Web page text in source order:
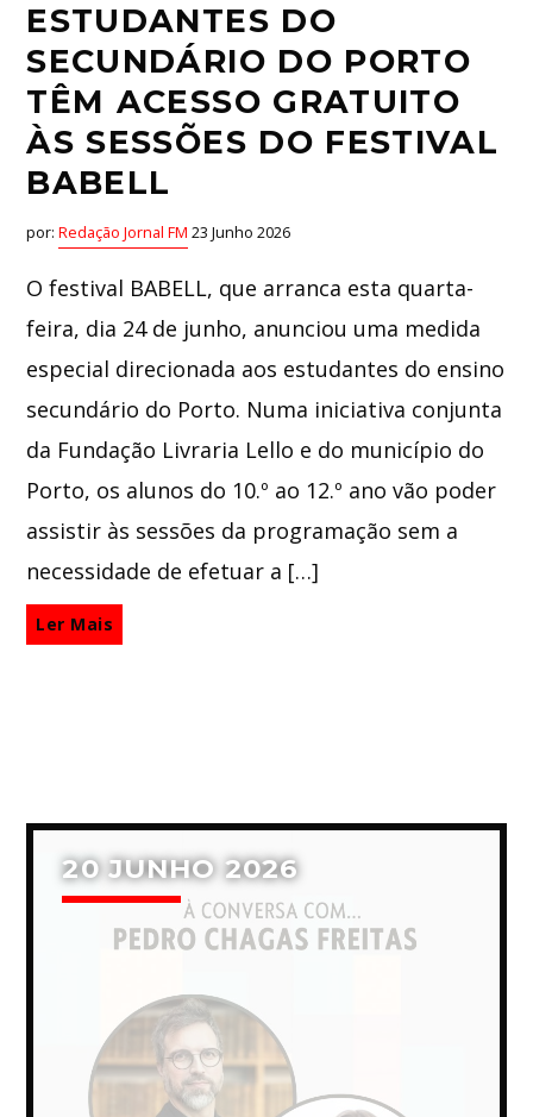
ESTUDANTES DO
SECUNDÁRIO DO PORTO
TÊM ACESSO GRATUITO
ÀS SESSÕES DO FESTIVAL
BABELL
por:Redação Jornal FM 23 Junho 2026
O festival BABELL, que arranca esta quarta-
feira, dia 24 de junho, anunciou uma medida
especial direcionada aos estudantes do ensino
secundário do Porto. Numa iniciativa conjunta
da Fundação Livraria Lello e do município do
Porto, os alunos do 10.º ao 12.º ano vão poder
assistir às sessões da programação sem a
necessidade de efetuar a […]
Ler Mais
20 JUNHO 2026